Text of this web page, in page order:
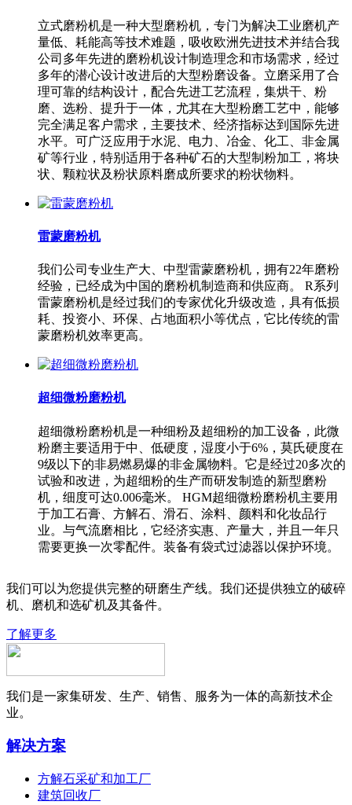
立式磨粉机是一种大型磨粉机，专门为解决工业磨机产
量低、耗能高等技术难题，吸收欧洲先进技术并结合我
公司多年先进的磨粉机设计制造理念和市场需求，经过
多年的潜心设计改进后的大型粉磨设备。立磨采用了合
理可靠的结构设计，配合先进工艺流程，集烘干、粉
磨、选粉、提升于一体，尤其在大型粉磨工艺中，能够
完全满足客户需求，主要技术、经济指标达到国际先进
水平。可广泛应用于水泥、电力、冶金、化工、非金属
矿等行业，特别适用于各种矿石的大型制粉加工，将块
状、颗粒状及粉状原料磨成所要求的粉状物料。
雷蒙磨粉机
我们公司专业生产大、中型雷蒙磨粉机，拥有22年磨粉
经验，已经成为中国的磨粉机制造商和供应商。 R系列
雷蒙磨粉机是经过我们的专家优化升级改造，具有低损
耗、投资小、环保、占地面积小等优点，它比传统的雷
蒙磨粉机效率更高。
超细微粉磨粉机
超细微粉磨粉机是一种细粉及超细粉的加工设备，此微
粉磨主要适用于中、低硬度，湿度小于6%，莫氏硬度在
9级以下的非易燃易爆的非金属物料。它是经过20多次的
试验和改进，为超细粉的生产而研发制造的新型磨粉
机，细度可达0.006毫米。 HGM超细微粉磨粉机主要用
于加工石膏、方解石、滑石、涂料、颜料和化妆品行
业。与气流磨相比，它经济实惠、产量大，并且一年只
需要更换一次零配件。装备有袋式过滤器以保护环境。
我们可以为您提供完整的研磨生产线。我们还提供独立的破碎
机、磨机和选矿机及其备件。
了解更多
我们是一家集研发、生产、销售、服务为一体的高新技术企
业。
解决方案
方解石采矿和加工厂
建筑回收厂